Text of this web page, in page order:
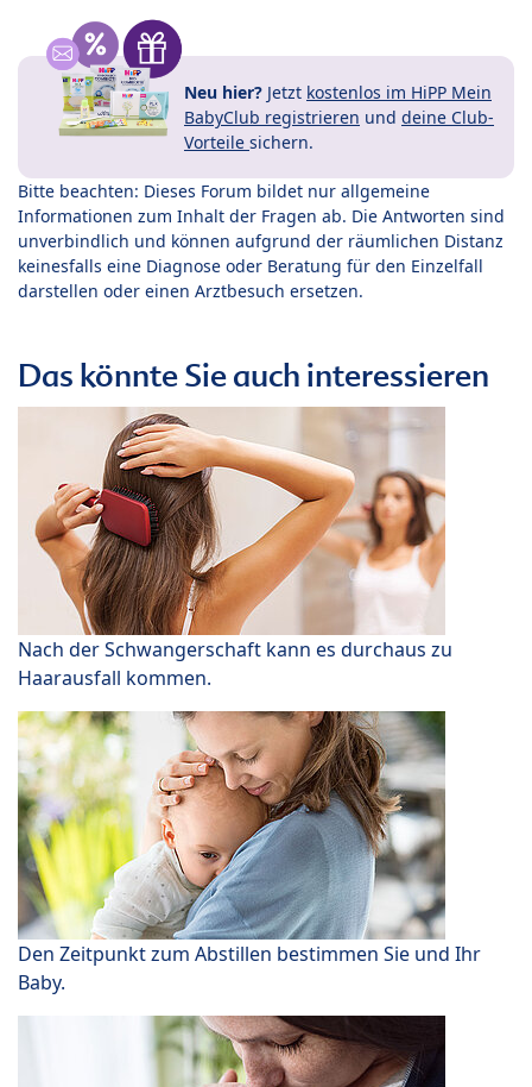
Neu hier? Jetzt kostenlos im HiPP Mein
BabyClub registrieren und deine Club-
Vorteile sichern.
Bitte beachten: Dieses Forum bildet nur allgemeine
Informationen zum Inhalt der Fragen ab. Die Antworten sind
unverbindlich und können aufgrund der räumlichen Distanz
keinesfalls eine Diagnose oder Beratung für den Einzelfall
darstellen oder einen Arztbesuch ersetzen.
Das könnte Sie auch interessieren
Nach der Schwangerschaft kann es durchaus zu
Haarausfall kommen.
Den Zeitpunkt zum Abstillen bestimmen Sie und Ihr
Baby.